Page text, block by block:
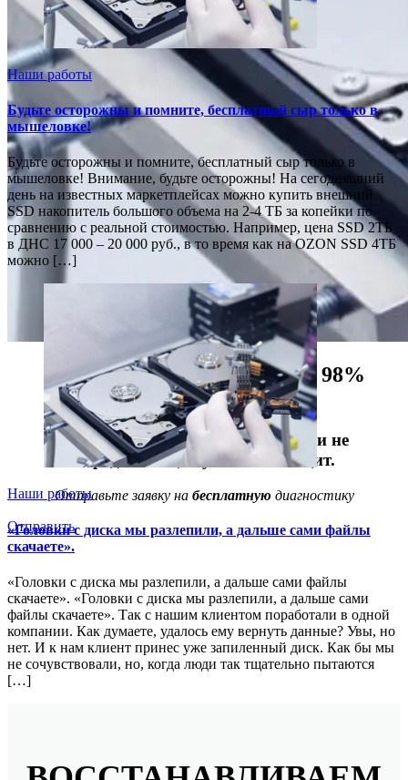
Восстанавливаем данные в 98%
случаев!
Даже, если носитель информации не
определяется, стучит или пищит.
Отправьте заявку на бесплатную диагностику
Отправить
Наши работы
Будьте осторожны и помните, бесплатный сыр только в
мышеловке!
Будьте осторожны и помните, бесплатный сыр только в
мышеловке! Внимание, будьте осторожны! На сегодняшний
день на известных маркетплейсах можно купить внешний
SSD накопитель большого объема на 2-4 ТБ за копейки по
сравнению с реальной стоимостью. Например, цена SSD 2ТБ
в ДНС 17 000 – 20 000 руб., в то время как на OZON SSD 4ТБ
можно […]
Наши работы
«Головки с диска мы разлепили, а дальше сами файлы
скачаете».
«Головки с диска мы разлепили, а дальше сами файлы
скачаете». «Головки с диска мы разлепили, а дальше сами
файлы скачаете». Так с нашим клиентом поработали в одной
компании. Как думаете, удалось ему вернуть данные? Увы, но
нет. И к нам клиент принес уже запиленный диск. Как бы мы
не сочувствовали, но, когда люди так тщательно пытаются
[…]